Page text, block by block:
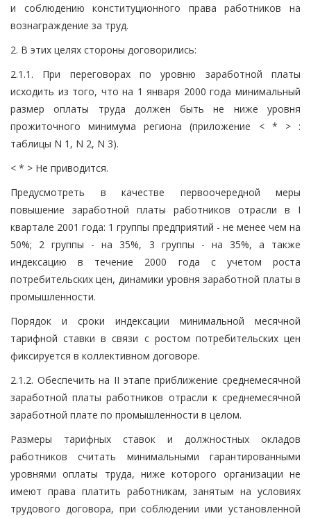
и соблюдению конституционного права работников на
вознаграждение за труд.
2. В этих целях стороны договорились:
2.1.1. При переговорах по уровню заработной платы
исходить из того, что на 1 января 2000 года минимальный
размер оплаты труда должен быть не ниже уровня
прожиточного минимума региона (приложение < * > :
таблицы N 1, N 2, N 3).
< * > Не приводится.
Предусмотреть в качестве первоочередной меры
повышение заработной платы работников отрасли в I
квартале 2001 года: 1 группы предприятий - не менее чем на
50%; 2 группы - на 35%, 3 группы - на 35%, а также
индексацию в течение 2000 года с учетом роста
потребительских цен, динамики уровня заработной платы в
промышленности.
Порядок и сроки индексации минимальной месячной
тарифной ставки в связи с ростом потребительских цен
фиксируется в коллективном договоре.
2.1.2. Обеспечить на II этапе приближение среднемесячной
заработной платы работников отрасли к среднемесячной
заработной плате по промышленности в целом.
Размеры тарифных ставок и должностных окладов
работников считать минимальными гарантированными
уровнями оплаты труда, ниже которого организации не
имеют права платить работникам, занятым на условиях
трудового договора, при соблюдении ими установленной